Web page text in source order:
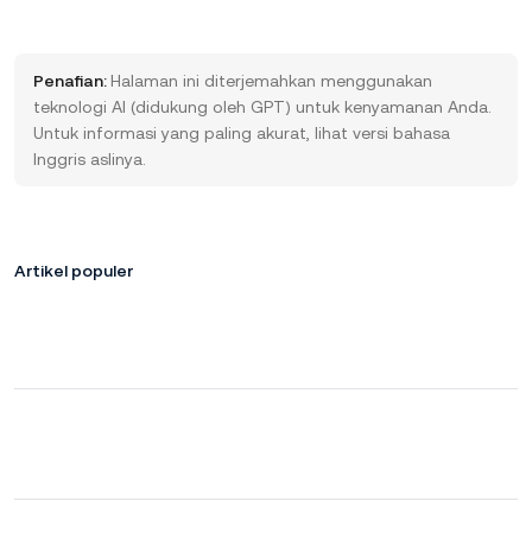
Penafian: Halaman ini diterjemahkan menggunakan
teknologi AI (didukung oleh GPT) untuk kenyamanan Anda.
Untuk informasi yang paling akurat, lihat versi bahasa
Inggris aslinya.
Artikel populer